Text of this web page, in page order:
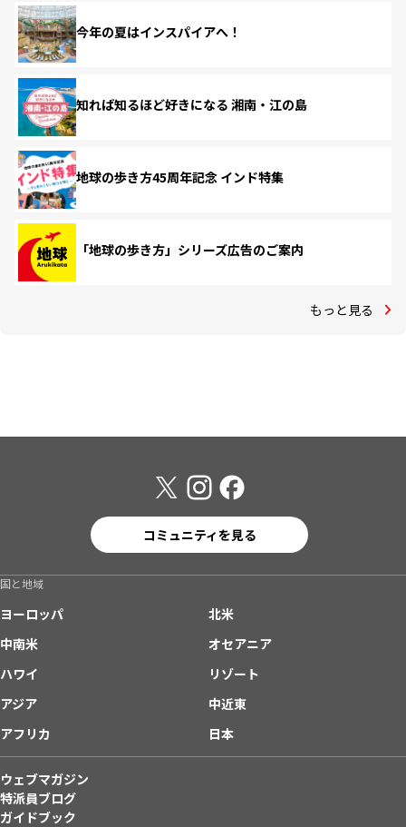
今年の夏はインスパイアへ！
知れば知るほど好きになる 湘南・江の島
地球の歩き方45周年記念 インド特集
「地球の歩き方」シリーズ広告のご案内
もっと見る
コミュニティを見る
国と地域
ヨーロッパ
北米
中南米
オセアニア
ハワイ
リゾート
アジア
中近東
アフリカ
日本
ウェブマガジン
特派員ブログ
ガイドブック